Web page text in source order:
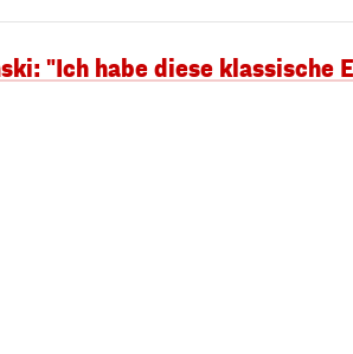
"Ich habe diese